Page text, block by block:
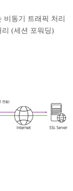
동기 트래픽 처리
(세션 포워딩)